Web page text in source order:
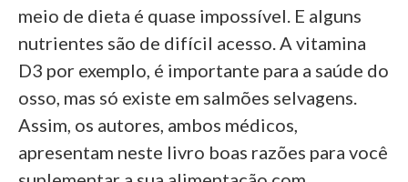
meio de dieta é quase impossível. E alguns
nutrientes são de difícil acesso. A vitamina
D3 por exemplo, é importante para a saúde do
osso, mas só existe em salmões selvagens.
Assim, os autores, ambos médicos,
apresentam neste livro boas razões para você